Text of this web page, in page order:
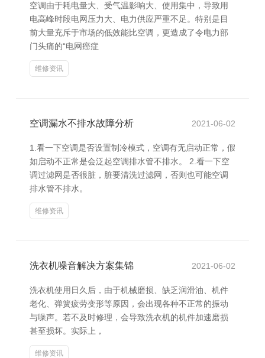
空调由于耗电量大、受气温影响大、使用集中，导致用
电高峰时段电网压力大、电力供应严重不足。特别是目
前大量充斥于市场的低效能比空调，更造成了令电力部
门头痛的“电网癌症
维修资讯
空调漏水不排水故障分析 2021-06-02
1.看一下空调是否设置制冷模式，空调有无启动正常，假
如启动不正常是会泛起空调排水管不排水。 2.看一下空
调过滤网是否很脏，脏要清洗过滤网，否则也可能空调
排水管不排水。
维修资讯
洗衣机噪音解决方案集锦 2021-06-02
洗衣机使用日久后，由于机械磨损、缺乏润滑油、机件
老化、弹簧疲劳变形等原因，会出现各种不正常的振动
与噪声。若不及时修理，会导致洗衣机的机件加速磨损
甚至损坏。实际上，
维修资讯